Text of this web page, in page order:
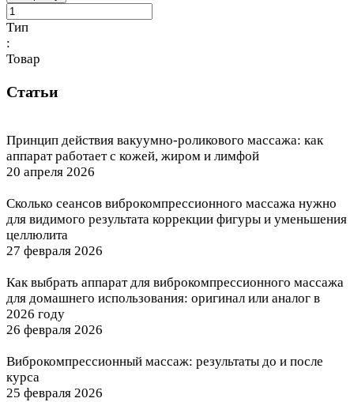
Тип
:
Товар
Статьи
Принцип действия вакуумно-роликового массажа: как
аппарат работает с кожей, жиром и лимфой
20 апреля 2026
Сколько сеансов виброкомпрессионного массажа нужно
для видимого результата коррекции фигуры и уменьшения
целлюлита
27 февраля 2026
Как выбрать аппарат для виброкомпрессионного массажа
для домашнего использования: оригинал или аналог в
2026 году
26 февраля 2026
Виброкомпрессионный массаж: результаты до и после
курса
25 февраля 2026